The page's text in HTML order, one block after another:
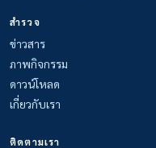
สำรวจ
ข่าวสาร
ภาพกิจกรรม
ดาวน์โหลด
เกี่ยวกับเรา
ติดตามเรา